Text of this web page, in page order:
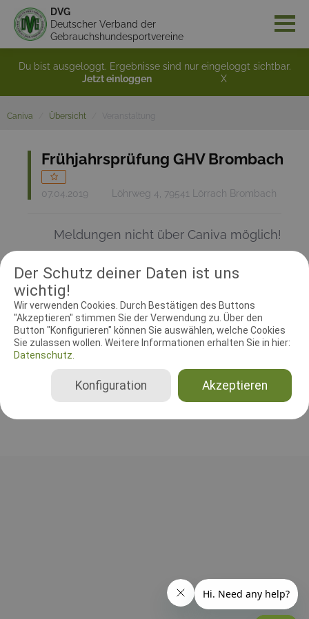
Der Schutz deiner Daten ist uns
wichtig!
Wir verwenden Cookies. Durch Bestätigen des Buttons
"Akzeptieren" stimmen Sie der Verwendung zu. Über den
Button "Konfigurieren" können Sie auswählen, welche Cookies
Sie zulassen wollen. Weitere Informationen erhalten Sie in hier:
Datenschutz.
Akzeptieren
Konfiguration
DVG
Deutscher Verband der
Gebrauchshundesportvereine
Du bist ausgeloggt. Ergebnisse sind nur eingeloggt sichtbar.
Jetzt einloggen
X
Caniva Übersicht
Frühjahrsprüfung GHV Brombach
07.04.2019 Löhrweg 4, 79541 Lörrach Brombach
Meldungen nicht über Caniva möglich!
RICHTER UND HELFER
Leistungsrichter
Dieter Jäkel
FCI-FPr 1, FCI-IFH 2, FCI-IBgH 1, FCI-IBgH 2, FCI-IBgH 3, BH-VT nur SKN, BH-VT mit SKN, BH-VT ohne SKN